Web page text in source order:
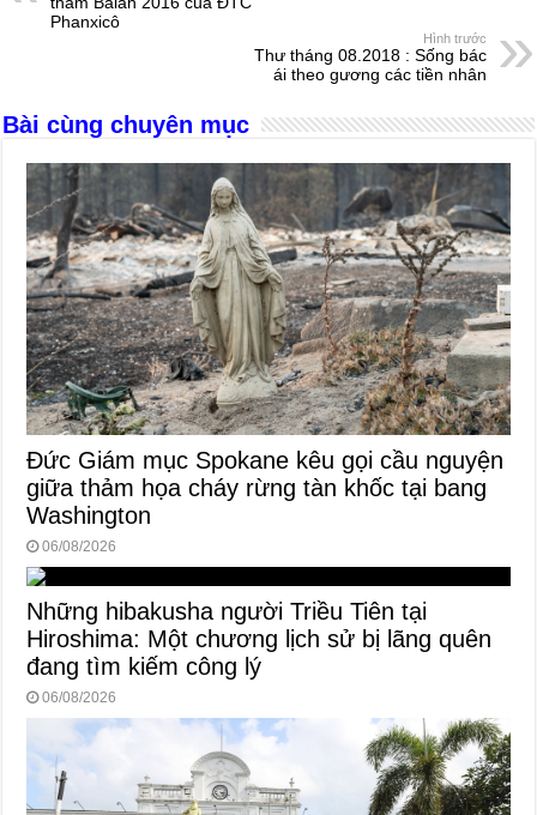
o
k
s
Phanxicô
Hình trước
Thư tháng 08.2018 : Sống bác
ái theo gương các tiền nhân
Bài cùng chuyên mục
Đức Giám mục Spokane kêu gọi cầu nguyện
giữa thảm họa cháy rừng tàn khốc tại bang
Washington
06/08/2026
Những hibakusha người Triều Tiên tại
Hiroshima: Một chương lịch sử bị lãng quên
đang tìm kiếm công lý
06/08/2026